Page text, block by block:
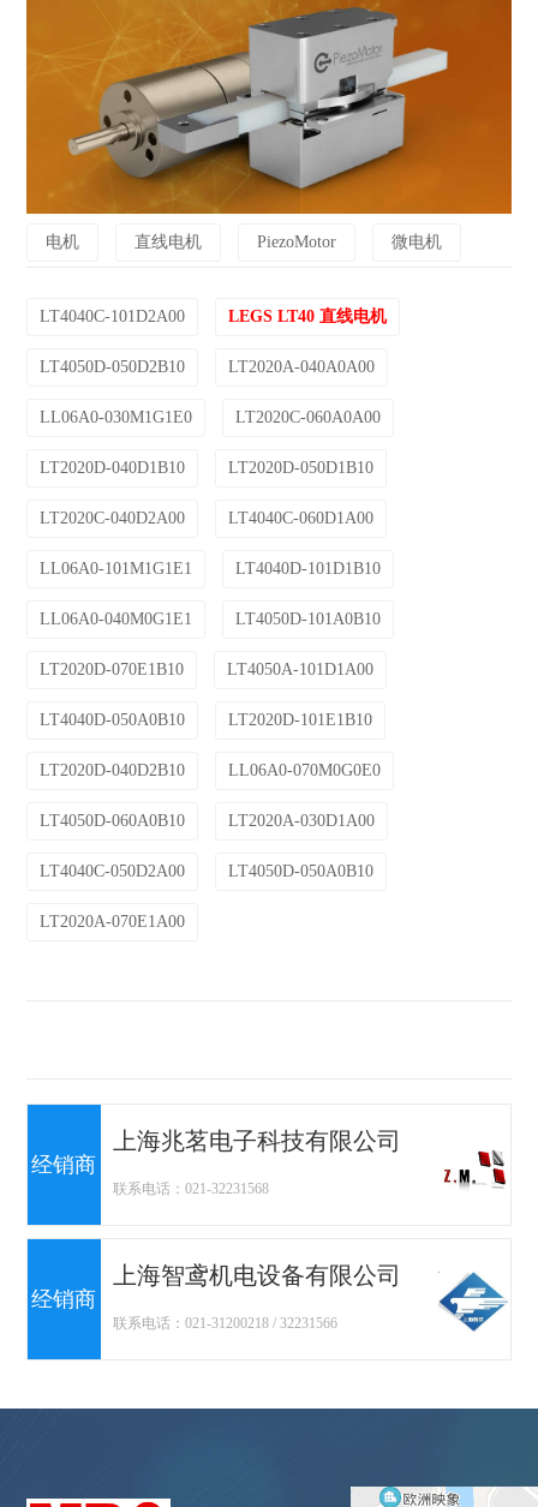
电机 直线电机 PiezoMotor 微电机
LT4040C-101D2A00 LEGS LT40 直线电机
LT4050D-050D2B10 LT2020A-040A0A00
LL06A0-030M1G1E0 LT2020C-060A0A00
LT2020D-040D1B10 LT2020D-050D1B10
LT2020C-040D2A00 LT4040C-060D1A00
LL06A0-101M1G1E1 LT4040D-101D1B10
LL06A0-040M0G1E1 LT4050D-101A0B10
LT2020D-070E1B10 LT4050A-101D1A00
LT4040D-050A0B10 LT2020D-101E1B10
LT2020D-040D2B10 LL06A0-070M0G0E0
LT4050D-060A0B10 LT2020A-030D1A00
LT4040C-050D2A00 LT4050D-050A0B10
LT2020A-070E1A00
经销商
上海兆茗电子科技有限公司
联系电话：021-32231568
经销商
上海智鸢机电设备有限公司
联系电话：021-31200218 / 32231566